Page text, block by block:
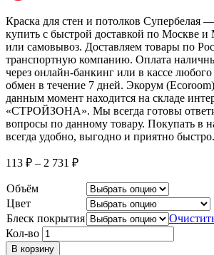
Краска для стен и потолков Супербелая
купить с быстрой доставкой по Москве и
или самовывоз. Доставляем товары по
транспортную компанию. Оплата
через онлайн-банкинг или в кассе
обмен в течение 7 дней. Экорум
данным момент находится на складе
«СТРОЙЗОНА». Мы всегда готовы
вопросы по данному товару. Покупать в
всегда удобно, выгодно и приятно быстро.
113 ₽ – 2 731 ₽
Объём
Цвет
Блеск покрытия
Кол-во
В корзину